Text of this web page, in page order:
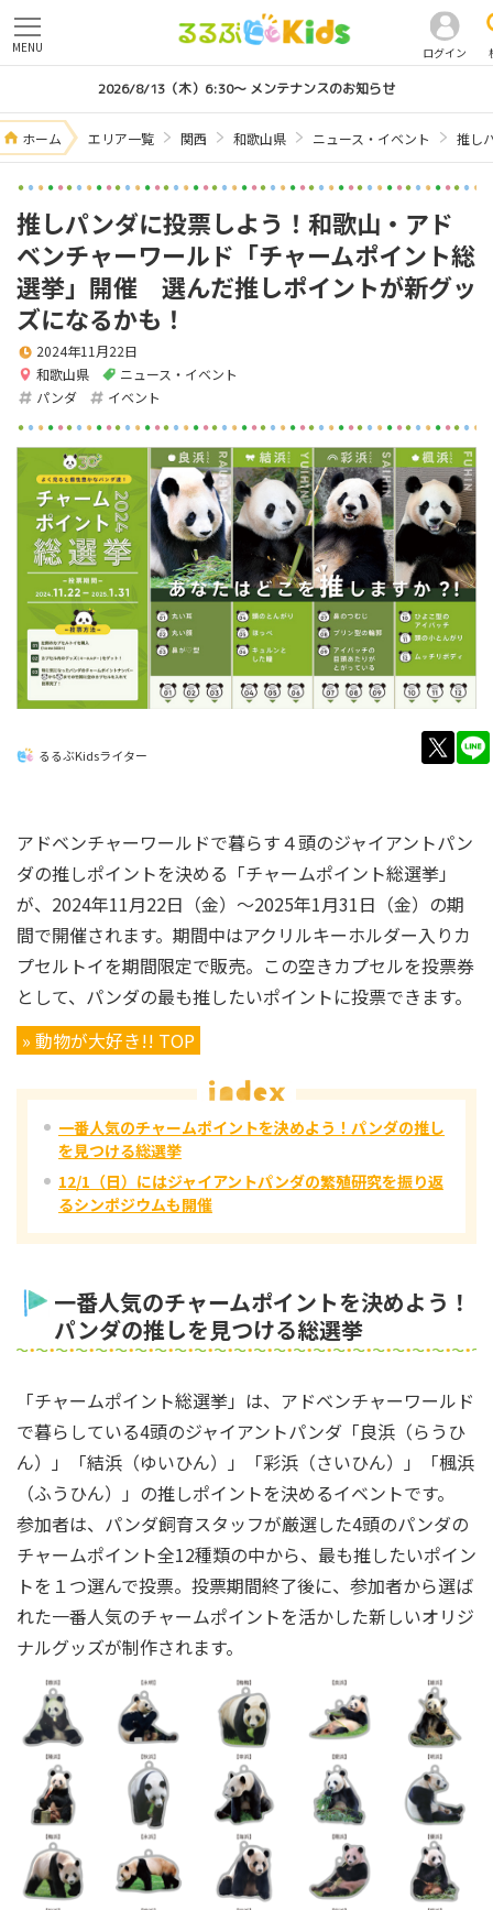
ログイン
MENU
2026/8/13（木）6:30～ メンテナンスのお知らせ
ホーム エリア一覧 関西 和歌山県 ニュース・イベント 推し
推しパンダに投票しよう！和歌山・アド
ベンチャーワールド「チャームポイント総
選挙」開催 選んだ推しポイントが新グッ
ズになるかも！
和歌山県 ニュース・イベント
2024年11月22日
パンダ イベント
るるぶKidsライター
アドベンチャーワールドで暮らす４頭のジャイアントパン
ダの推しポイントを決める「チャームポイント総選挙」
が、2024年11月22日（金）～2025年1月31日（金）の期
間で開催されます。期間中はアクリルキーホルダー入りカ
プセルトイを期間限定で販売。この空きカプセルを投票券
として、パンダの最も推したいポイントに投票できます。
» 動物が大好き!! TOP
一番人気のチャームポイントを決めよう！パンダの推し
を見つける総選挙
12/1（日）にはジャイアントパンダの繁殖研究を振り返
るシンポジウムも開催
一番人気のチャームポイントを決めよう！
パンダの推しを見つける総選挙
「チャームポイント総選挙」は、アドベンチャーワールド
で暮らしている4頭のジャイアントパンダ「良浜（らうひ
ん）」「結浜（ゆいひん）」「彩浜（さいひん）」「楓浜
（ふうひん）」の推しポイントを決めるイベントです。
参加者は、パンダ飼育スタッフが厳選した4頭のパンダの
チャームポイント全12種類の中から、最も推したいポイン
トを１つ選んで投票。投票期間終了後に、参加者から選ば
れた一番人気のチャームポイントを活かした新しいオリジ
ナルグッズが制作されます。